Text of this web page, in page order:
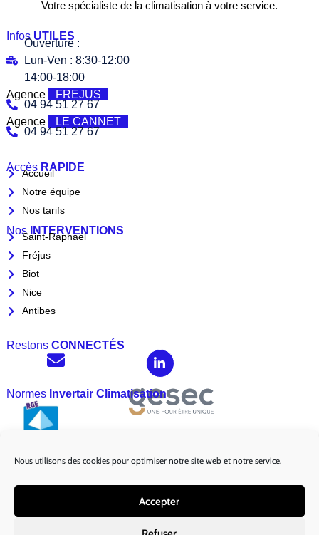
Nous utilisons des cookies pour optimiser notre site web et notre service.
Accepter
Votre spécialiste de la climatisation à votre service.
Infos UTILES
Ouverture :
Lun-Ven : 8:30-12:00
14:00-18:00
Agence
FREJUS
04 94 51 27 67
Agence
LE CANNET
04 94 51 27 67
Accès RAPIDE
Accueil
Notre équipe
Nos tarifs
Nos INTERVENTIONS
Saint-Raphaël
Fréjus
Biot
Nice
Antibes
Restons CONNECTÉS
Normes Invertair Climatisation
MarquesPartenaires :